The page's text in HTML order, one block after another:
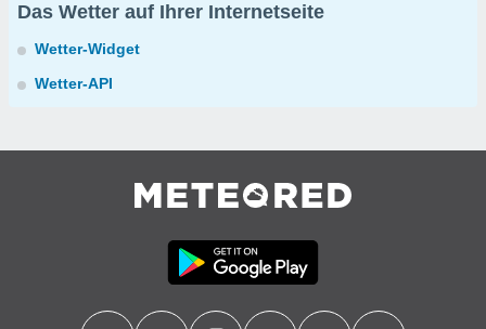
Das Wetter auf Ihrer Internetseite
Wetter-Widget
Wetter-API